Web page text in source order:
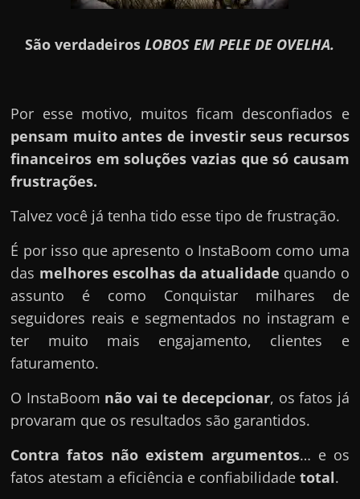
São verdadeirosLOBOS EM PELE DE OVELHA.
Por esse motivo, muitos ficam desconfiados e
pensam muito antes de investir seus recursos
financeiros em soluções vazias que só causam
frustrações.
Talvez você já tenha tido esse tipo de frustração.
É por isso que apresento o InstaBoom como uma
das melhores escolhas da atualidade quando o
assunto é como Conquistar milhares de
seguidores reais e segmentados no instagram e
ter muito mais engajamento, clientes e
faturamento.
O InstaBoom não vai te decepcionar, os fatos já
provaram que os resultados são garantidos.
Contra fatos não existem argumentos… e os
fatos atestam a eficiência e confiabilidadetotal.